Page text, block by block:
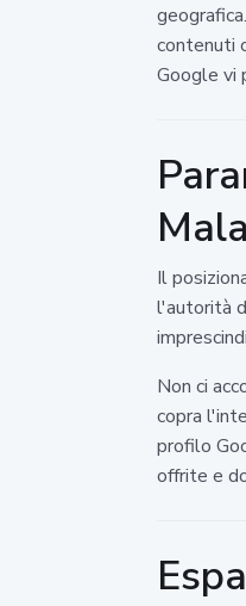
contenuti
Google vi
Il
l'autorità
Non ci
copra
profilo
offrite e